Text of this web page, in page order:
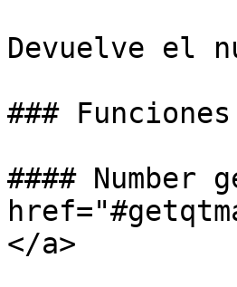
Devuelve el
###
#### Number
</a>